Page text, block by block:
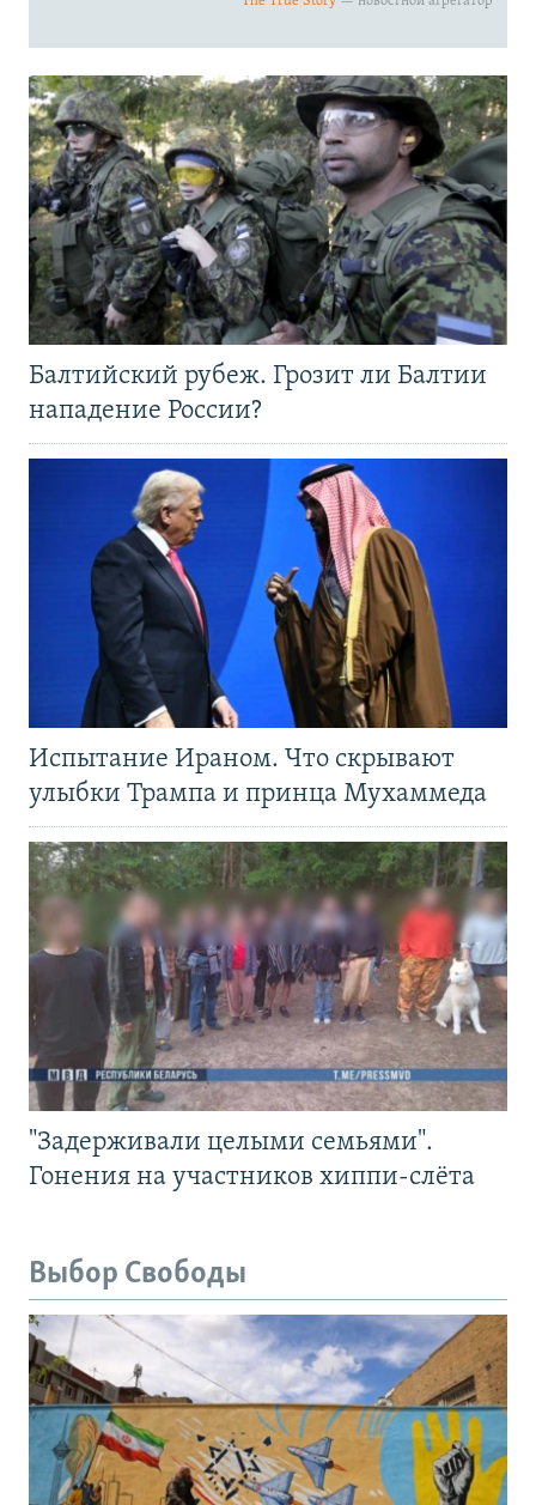
Балтийский рубеж. Грозит ли Балтии
нападение России?
Испытание Ираном. Что скрывают
улыбки Трампа и принца Мухаммеда
"Задерживали целыми семьями".
Гонения на участников хиппи-слёта
Выбор Свободы